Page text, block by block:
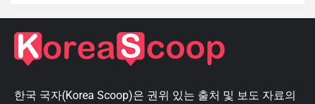
한국 국자(Korea Scoop)은 권위 있는 출처 및 보도 자료의